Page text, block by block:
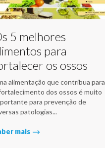
5 melhores
para
os ossos
alimentação que contribua para
dos ossos é muito
para prevenção de
patologias...
mais